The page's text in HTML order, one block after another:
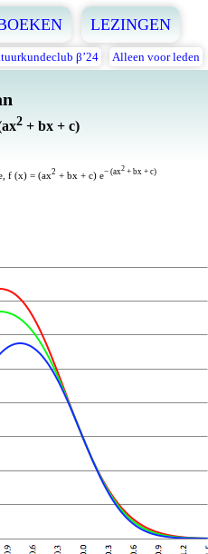
LEZINGEN
β’24 Alleen voor leden
2+ bx + c)
f (x) = (ax2 + bx + c) e− (ax2+ bx + c)